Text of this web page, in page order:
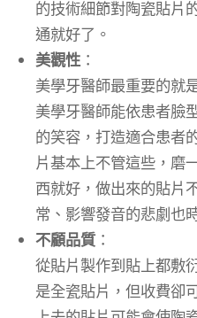
的技術細節對陶瓷貼片
通就好了。
美觀性：
美學牙醫師最重要的就
美學牙醫師能依患者臉
的笑容，打造適合患者
片基本上不管這些，磨
西就好，做出來的貼片
常、影響發音的悲劇也
不顧品質 ：
從貼片製作到貼上都敷
是全瓷貼片，但收費卻